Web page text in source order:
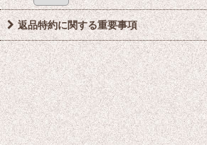
返品特約に関する重要事項